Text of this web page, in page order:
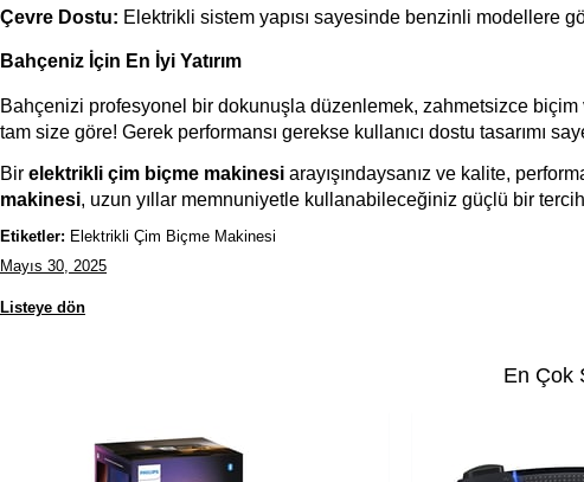
Çevre Dostu: Elektrikli sistem yapısı sayesinde benzinli modellere
Bahçeniz İçin En İyi Yatırım
Bahçenizi profesyonel bir dokunuşla düzenlemek, zahmetsizce biçim
tam size göre! Gerek performansı gerekse kullanıcı dostu tasarımı
Bir elektrikli çim biçme makinesi arayışındaysanız ve kalite,
makinesi, uzun yıllar memnuniyetle kullanabileceğiniz güçlü bir tercih
Etiketler: Elektrikli Çim Biçme Makinesi
Mayıs 30, 2025
Listeye dön
En Çok